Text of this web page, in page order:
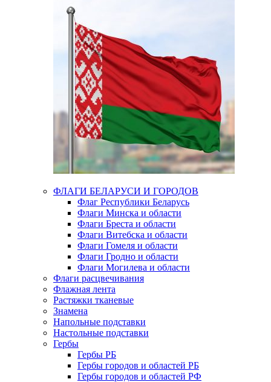
ФЛАГИ БЕЛАРУСИ И ГОРОДОВ
Флаг Республики Беларусь
Флаги Минска и области
Флаги Бреста и области
Флаги Витебска и области
Флаги Гомеля и области
Флаги Гродно и области
Флаги Могилева и области
Флаги расцвечивания
Флажная лента
Растяжки тканевые
Знамена
Напольные подставки
Настольные подставки
Гербы
Гербы РБ
Гербы городов и областей РБ
Гербы городов и областей РФ